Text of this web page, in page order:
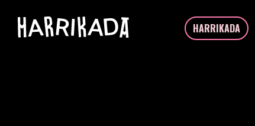
HARRIKADA